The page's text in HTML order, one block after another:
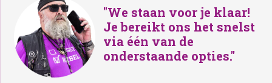
"We staan voor je klaar!
Je bereikt ons het snelst
via één van de
onderstaande opties."